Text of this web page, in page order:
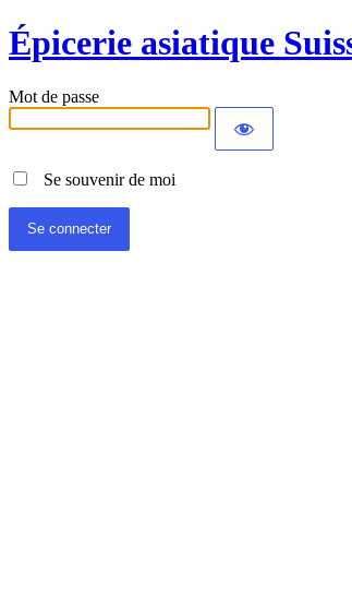
Épicerie asiatique
Mot de passe
Se souvenir de moi